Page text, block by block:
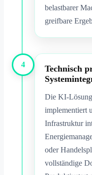
belastbarer
greifbare
4
Technisch
Die KI-
implementiert
Infrastruktur
oder
vollständige